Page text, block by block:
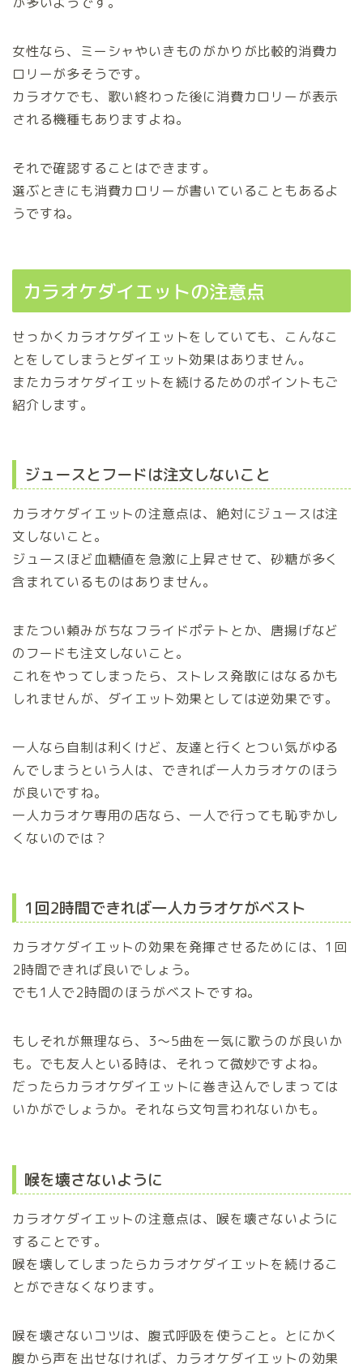
女性なら、ミーシャやいきものがかりが比較的消費カ
ロリーが多そうです。
カラオケでも、歌い終わった後に消費カロリーが表示
される機種もありますよね。
それで確認することはできます。
選ぶときにも消費カロリーが書いていることもあるよ
うですね。
カラオケダイエットの注意点
せっかくカラオケダイエットをしていても、こんなこ
とをしてしまうとダイエット効果はありません。
またカラオケダイエットを続けるためのポイントもご
紹介します。
ジュースとフードは注文しないこと
カラオケダイエットの注意点は、絶対にジュースは注
文しないこと。
ジュースほど血糖値を急激に上昇させて、砂糖が多く
含まれているものはありません。
またつい頼みがちなフライドポテトとか、唐揚げなど
のフードも注文しないこと。
これをやってしまったら、ストレス発散にはなるかも
しれませんが、ダイエット効果としては逆効果です。
一人なら自制は利くけど、友達と行くとつい気がゆる
んでしまうという人は、できれば一人カラオケのほう
が良いですね。
一人カラオケ専用の店なら、一人で行っても恥ずかし
くないのでは？
1回2時間できれば一人カラオケがベスト
カラオケダイエットの効果を発揮させるためには、1回
2時間できれば良いでしょう。
でも1人で2時間のほうがベストですね。
もしそれが無理なら、3～5曲を一気に歌うのが良いか
も。でも友人といる時は、それって微妙ですよね。
だったらカラオケダイエットに巻き込んでしまっては
いかがでしょうか。それなら文句言われないかも。
喉を壊さないように
カラオケダイエットの注意点は、喉を壊さないように
することです。
喉を壊してしまったらカラオケダイエットを続けるこ
とができなくなります。
喉を壊さないコツは、腹式呼吸を使うこと。とにかく
腹から声を出せなければ、カラオケダイエットの効果